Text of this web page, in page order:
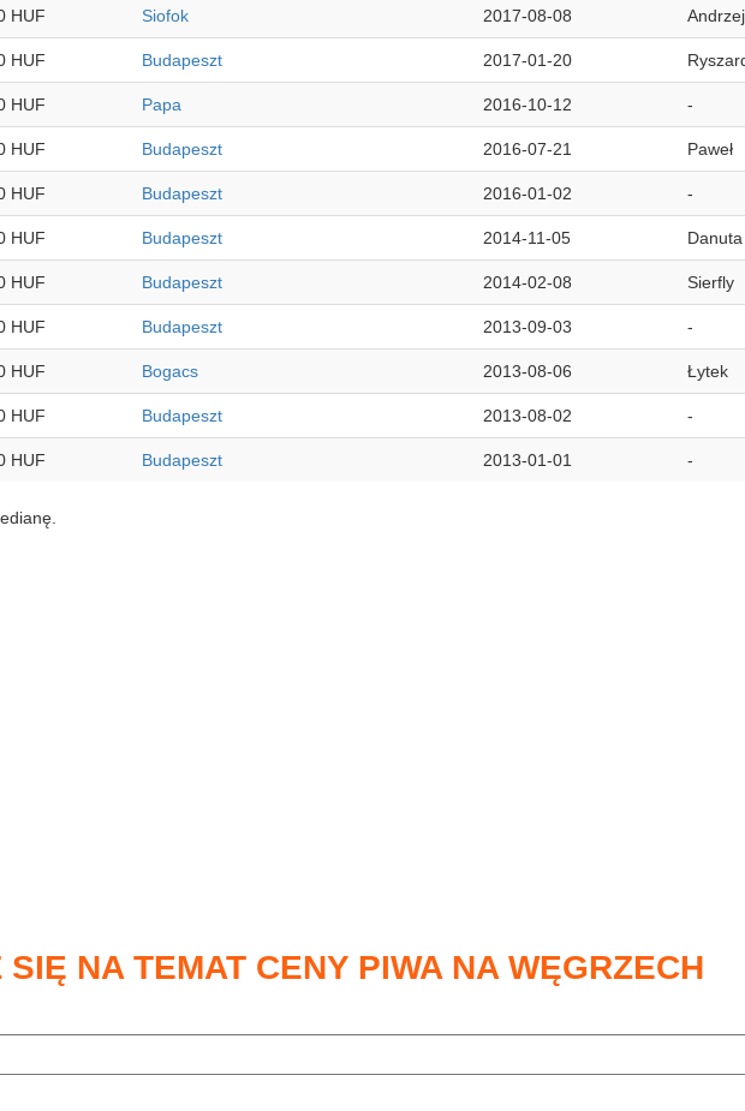
HUF Siofok 2017-08-08 Andrzej
HUF Budapeszt 2017-01-20
HUF Papa 2016-10-12 -
HUF Budapeszt 2016-07-21 Paweł
HUF Budapeszt 2016-01-02 -
HUF Budapeszt 2014-11-05 Danuta
HUF Budapeszt 2014-02-08 Sierfly
HUF Budapeszt 2013-09-03 -
HUF Bogacs 2013-08-06 Łytek
HUF Budapeszt 2013-08-02 -
HUF Budapeszt 2013-01-01 -
NA TEMAT CENY PIWA NA WĘGRZECH